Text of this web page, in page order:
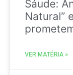
Sáude:
Natural”
VER MATÉRIA »